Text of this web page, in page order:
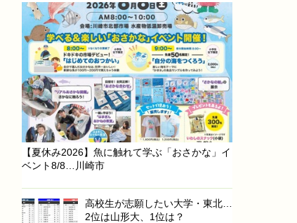
【夏休み2026】魚に触れて学ぶ「おさかな」イ
ベント8/8…川崎市
高校生が志願したい大学・東北…
2位は山形大、1位は？